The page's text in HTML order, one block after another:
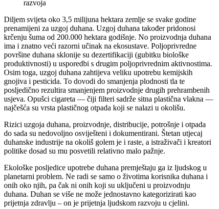
razvoja
Diljem svijeta oko 3,5 milijuna hektara zemlje se svake godine
prenamijeni za uzgoj duhana. Uzgoj duhana također pridonosi
krčenju šuma od 200.000 hektara godišnje. No proizvodnja duhana
ima i znatno veći razorni učinak na ekosustave. Poljoprivredne
površine duhana sklonije su dezertifikaciji (gubitku biološke
produktivnosti) u usporedbi s drugim poljoprivrednim aktivnostima.
Osim toga, uzgoj duhana zahtijeva veliku upotrebu kemijskih
gnojiva i pesticida. To dovodi do smanjenja plodnosti tla te
posljedično rezultira smanjenjem proizvodnje drugih prehrambenih
usjeva. Opušci cigareta — čiji filteri sadrže sitna plastična vlakna —
najčešća su vrsta plastičnog otpada koji se nalazi u okolišu.
Rizici uzgoja duhana, proizvodnje, distribucije, potrošnje i otpada
do sada su nedovoljno osviješteni i dokumentirani. Štetan utjecaj
duhanske industrije na okoliš golem je i raste, a istraživači i kreatori
politike dosad su mu posvetili relativno malo pažnje.
Ekološke posljedice upotrebe duhana premještaju ga iz ljudskog u
planetarni problem. Ne radi se samo o životima korisnika duhana i
onih oko njih, pa čak ni onih koji su uključeni u proizvodnju
duhana. Duhan se više ne može jednostavno kategorizirati kao
prijetnja zdravlju – on je prijetnja ljudskom razvoju u cjelini.